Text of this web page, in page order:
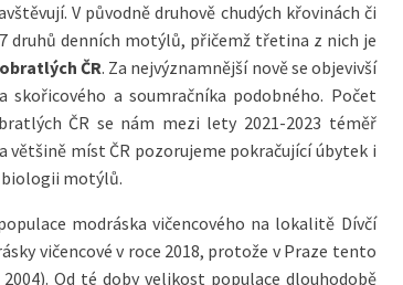
V původně druhově chudých křovinách či
druhů denních motýlů, přičemž třetina z nich je
ČR. Za nejvýznamnější nově se objevivší
skořicového a soumračníka podobného. Počet
ČR se nám mezi lety 2021-2023 téměř
většině míst ČR pozorujeme pokračující úbytek i
biologii motýlů.
modráska vičencového na lokalitě Dívčí
vičencové v roce 2018, protože v Praze tento
Od té doby velikost populace dlouhodobě